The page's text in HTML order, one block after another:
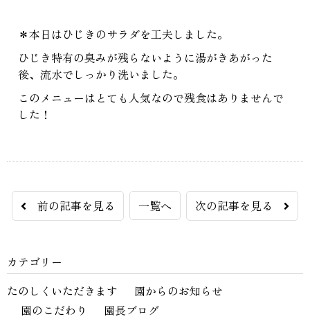
＊本日はひじきのサラダを工夫しました。
ひじき特有の臭みが残らないように湯がきあがった
後、流水でしっかり洗いました。
このメニューはとても人気なので残食はありませんで
した！
前の記事を見る 一覧へ 次の記事を見る
カテゴリー
たのしくいただきます
園からのお知らせ
園のこだわり
園長ブログ